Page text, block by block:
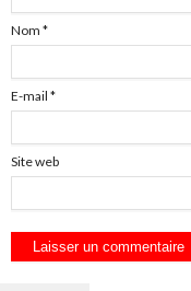
Nom *
E-mail *
Site web